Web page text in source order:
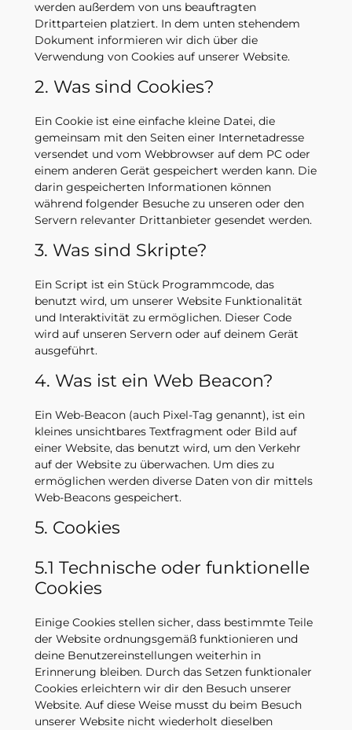
werden außerdem von uns beauftragten
Drittparteien platziert. In dem unten stehendem
Dokument informieren wir dich über die
Verwendung von Cookies auf unserer Website.
2. Was sind Cookies?
Ein Cookie ist eine einfache kleine Datei, die
gemeinsam mit den Seiten einer Internetadresse
versendet und vom Webbrowser auf dem PC oder
einem anderen Gerät gespeichert werden kann. Die
darin gespeicherten Informationen können
während folgender Besuche zu unseren oder den
Servern relevanter Drittanbieter gesendet werden.
3. Was sind Skripte?
Ein Script ist ein Stück Programmcode, das
benutzt wird, um unserer Website Funktionalität
und Interaktivität zu ermöglichen. Dieser Code
wird auf unseren Servern oder auf deinem Gerät
ausgeführt.
4. Was ist ein Web Beacon?
Ein Web-Beacon (auch Pixel-Tag genannt), ist ein
kleines unsichtbares Textfragment oder Bild auf
einer Website, das benutzt wird, um den Verkehr
auf der Website zu überwachen. Um dies zu
ermöglichen werden diverse Daten von dir mittels
Web-Beacons gespeichert.
5. Cookies
5.1 Technische oder funktionelle
Cookies
Einige Cookies stellen sicher, dass bestimmte Teile
der Website ordnungsgemäß funktionieren und
deine Benutzereinstellungen weiterhin in
Erinnerung bleiben. Durch das Setzen funktionaler
Cookies erleichtern wir dir den Besuch unserer
Website. Auf diese Weise musst du beim Besuch
unserer Website nicht wiederholt dieselben